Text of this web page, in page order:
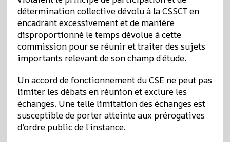
détermination collective dévolu à la CSSCT en
encadrant excessivement et de manière
disproportionné le temps dévolue à cette
commission pour se réunir et traiter des sujets
importants relevant de son champ d’étude.
Un accord de fonctionnement du CSE ne peut pas
limiter les débats en réunion et exclure les
échanges. Une telle limitation des échanges est
susceptible de porter atteinte aux prérogatives
d’ordre public de l’instance.